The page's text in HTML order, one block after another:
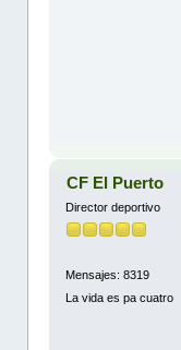
CF El Puerto
Director deportivo
Mensajes: 8319
La vida es pa cuatro